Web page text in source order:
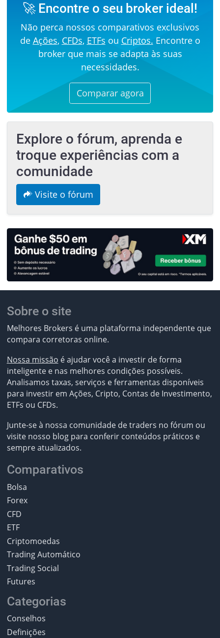
🚀 Encontre o seu broker ideal!
Não perca nossos comparativos exclusivos
de Ações, CFDs, ETFs ou Criptos. Encontre o
broker que mais se adapta às suas
necessidades.
Comparar agora
Explore o fórum, aprenda e
troque experiências com a
comunidade
Visite o fórum
Sobre o site
Melhores Brokers é uma plataforma independente que
compara corretoras online.
Nossa missão é ajudar você a investir de forma
inteligente e nas melhores condições possíveis.
Analisamos taxas, serviços e ferramentas disponíveis
para investir em Ações, Cripto, Contas de Investimento,
ETFs ou CFDs.
Junte-se à nossa comunidade de traders no fórum ou
visite nosso blog para conferir conteúdos práticos e
sempre atualizados.
Comparativos
Bolsa
Forex
CFD
ETF
Criptomoedas
Trading Automático
Trading Social
Futures
Categorias
Conselhos
Definições